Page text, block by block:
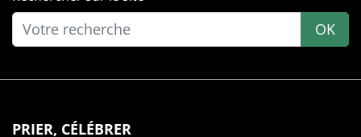
OK
PRIER, CÉLÉBRER